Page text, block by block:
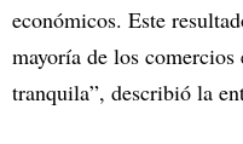
económicos. Este
mayoría de los comercios
tranquila”, describió la